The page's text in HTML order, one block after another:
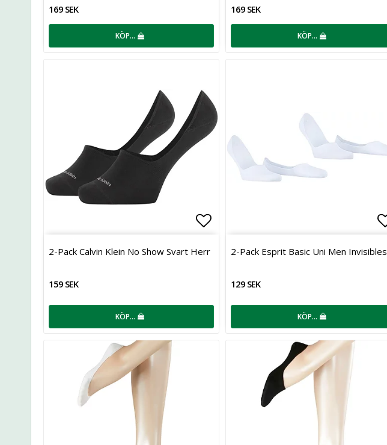
169 SEK
KÖP…
169 SEK
KÖP…
Lägg till i favoritlistan
2-Pack Calvin Klein No Show Svart Herr
159 SEK
KÖP…
2-Pack Esprit Basic Uni Men Invisibles
129 SEK
KÖP…